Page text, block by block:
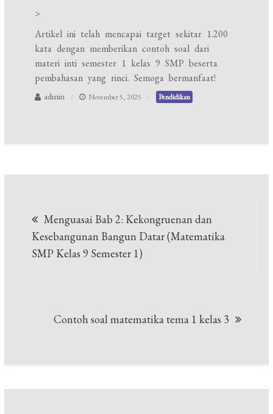
>
Artikel ini telah mencapai target sekitar 1.200
kata dengan memberikan contoh soal dari
materi inti semester 1 kelas 9 SMP beserta
pembahasan yang rinci. Semoga bermanfaat!
admin November 5, 2025 Pendidikan
pos
Menguasai Bab 2: Kekongruenan dan
Kesebangunan Bangun Datar (Matematika
SMP Kelas 9 Semester 1)
Contoh soal matematika tema 1 kelas 3